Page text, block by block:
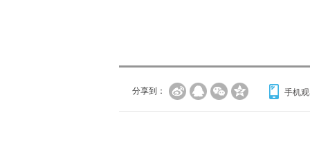
分享到： 手机